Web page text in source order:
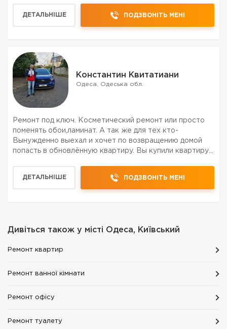
ДЕТАЛЬНІШЕ ПОДЗВОНІТЬ МЕНІ
Константин Квитатиани
Одеса, Одеська обл.
Ремонт под ключ. Косметический ремонт или просто
поменять обои,ламинат. А так же для тех кто-
Вынужденно выехал и хочет по возвращению домой
попасть в обновлённую квартиру. Вы купили квартиру
предоставл...
ДЕТАЛЬНІШЕ ПОДЗВОНІТЬ МЕНІ
Дивіться також у місті Одеса, Київський
Ремонт квартир
Ремонт ванної кімнати
Ремонт офісу
Ремонт туалету